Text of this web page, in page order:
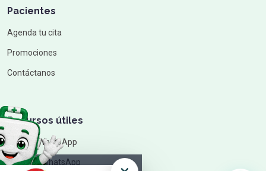
Pacientes
Agenda tu cita
Promociones
Contáctanos
Recursos útiles
Chat de WhatsApp
Canal de WhatsApp